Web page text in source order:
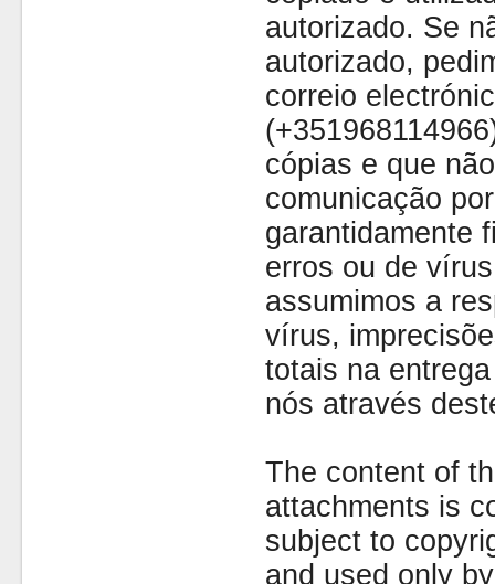
autorizado. Se
autorizado,
correio
cópias e que
comunicação
garantidamente
erros ou de
assumimos a
vírus,
totais na
nós através
The content of
attachments is
subject to
and used only